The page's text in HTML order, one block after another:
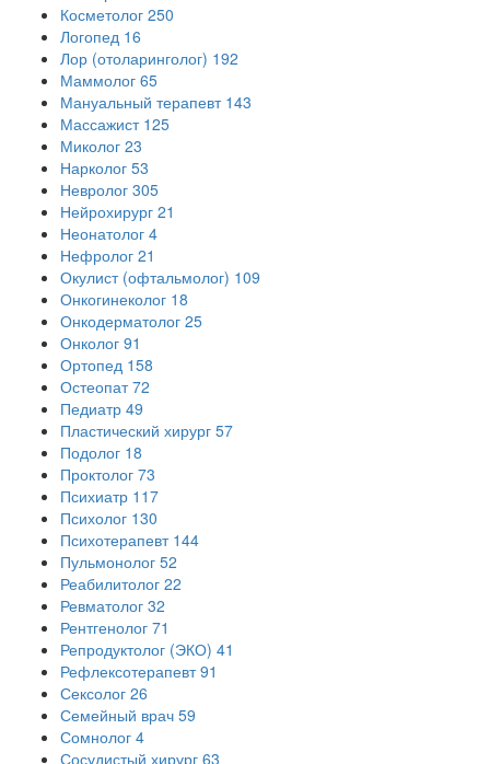
Косметолог 250
Логопед 16
Лор (отоларинголог) 192
Маммолог 65
Мануальный терапевт 143
Массажист 125
Миколог 23
Нарколог 53
Невролог 305
Нейрохирург 21
Неонатолог 4
Нефролог 21
Окулист (офтальмолог) 109
Онкогинеколог 18
Онкодерматолог 25
Онколог 91
Ортопед 158
Остеопат 72
Педиатр 49
Пластический хирург 57
Подолог 18
Проктолог 73
Психиатр 117
Психолог 130
Психотерапевт 144
Пульмонолог 52
Реабилитолог 22
Ревматолог 32
Рентгенолог 71
Репродуктолог (ЭКО) 41
Рефлексотерапевт 91
Сексолог 26
Семейный врач 59
Сомнолог 4
Сосудистый хирург 63